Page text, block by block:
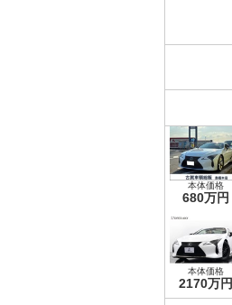
本体価格
680万円
本体価格
2170万円